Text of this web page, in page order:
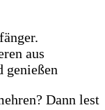
Dann lest